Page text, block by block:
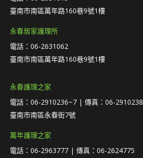
臺南市南區萬年路160巷9號1樓
永春居家護理所
電話：06-2631062
臺南市南區萬年路160巷9號1樓
永春護理之家
電話：06-2910236~7 | 傳真：06-2910238
臺南市南區永春街7號
萬年護理之家
電話：06-2963777 | 傳真：06-2624775